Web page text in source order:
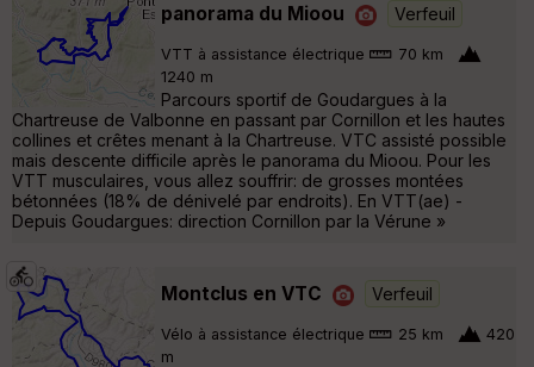
panorama du Mioou
Verfeuil
VTT à assistance électrique
70 km
1240 m
Parcours sportif de Goudargues à la
Chartreuse de Valbonne en passant par Cornillon et les hautes
collines et crêtes menant à la Chartreuse. VTC assisté possible
mais descente difficile après le panorama du Mioou. Pour les
VTT musculaires, vous allez souffrir: de grosses montées
bétonnées (18% de dénivelé par endroits). En VTT(ae) -
Depuis Goudargues: direction Cornillon par la Vérune »
Montclus en VTC Verfeuil
Vélo à assistance électrique 25 km
420
m